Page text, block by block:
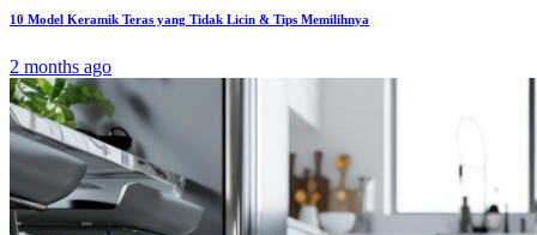
10 Model Keramik Teras yang Tidak Licin & Tips Memilihnya
2 months ago